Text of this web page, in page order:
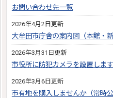
お問い合わせ先一覧
2026年4月2日更新
大牟田市庁舎の案内図（本館・
2026年3月31日更新
市役所に防犯カメラを設置します
2026年3月6日更新
市有地を購入しませんか（常時公